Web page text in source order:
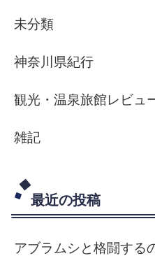
未分類
神奈川県紀行
観光・温泉旅館レビュ
雑記
最近の投稿
アブラムシと格闘する